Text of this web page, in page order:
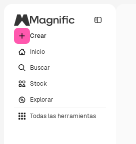
Crear
Inicio
Buscar
Stock
Explorar
Todas las herramientas